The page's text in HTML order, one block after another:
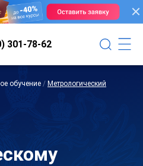
301-78-62
обучение / Метрологический